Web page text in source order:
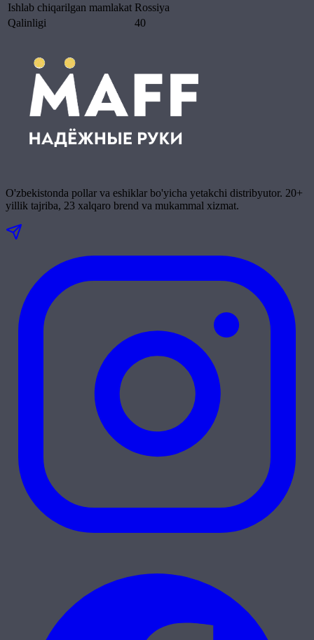
Ishlab chiqarilgan mamlakat Rossiya
Qalinligi
40
O'zbekistonda pollar va eshiklar bo'yicha yetakchi distribyutor. 20+
yillik tajriba, 23 xalqaro brend va mukammal xizmat.